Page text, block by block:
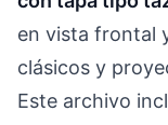
en vista frontal
clásicos y
Este archivo